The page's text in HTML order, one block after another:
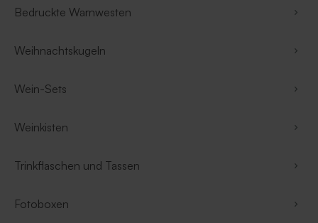
Bedruckte Warnwesten
Weihnachtskugeln
Wein-Sets
Weinkisten
Trinkflaschen und Tassen
Fotoboxen